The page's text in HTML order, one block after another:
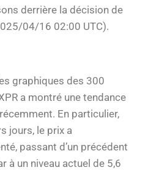
derrière la décision de
04/16 02:00 UTC).
graphiques des 300
a montré une tendance
En particulier,
jours, le prix a
passant d’un précédent
à un niveau actuel de 5,6